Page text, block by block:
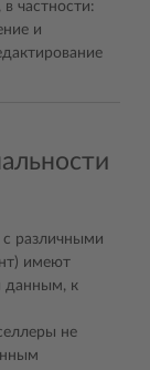
частности:
и
с различными
имеют
данным, к
не